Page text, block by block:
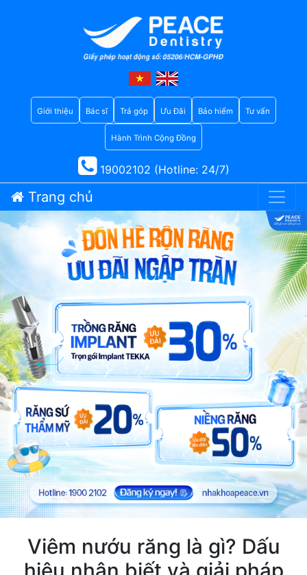
Giới thiệu Bác sĩ Trả góp Ưu Đãi Bảo hiểm Tư vấn
Hành Trình Cộng Đồng
19002102 (Hotline: 24/7)
Trang chủ
Viêm nướu răng là gì? Dấu